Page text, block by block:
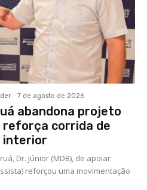
- 7 de agosto de 2026
abandona projeto
reforça corrida de
interior
Dr. Júnior (MDB), de apoiar
reforçou uma movimentação